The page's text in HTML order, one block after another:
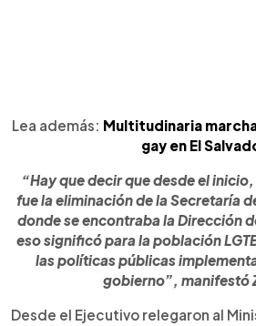
Lea además: Multitudinaria
gay en El
“Hay que decir que desde el
fue la eliminación de la Secretaría
donde se encontraba la Dirección
eso significó para la población
las políticas públicas
gobierno”, manifestó
Desde el Ejecutivo relegaron al